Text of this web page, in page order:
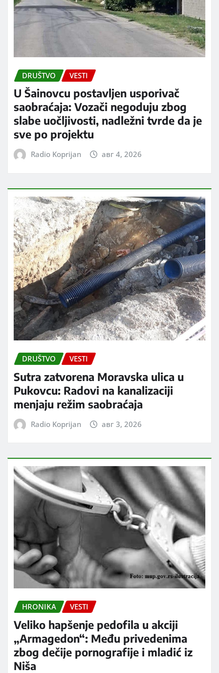
DRUŠTVO VESTI
U Šainovcu postavljen usporivač
saobraćaja: Vozači negoduju zbog
slabe uočljivosti, nadležni tvrde da je
sve po projektu
Radio Koprijan авг 4, 2026
DRUŠTVO VESTI
Sutra zatvorena Moravska ulica u
Pukovcu: Radovi na kanalizaciji
menjaju režim saobraćaja
Radio Koprijan авг 3, 2026
HRONIKA VESTI
Veliko hapšenje pedofila u akciji
„Armagedon“: Među privedenima
zbog dečije pornografije i mladić iz
Niša